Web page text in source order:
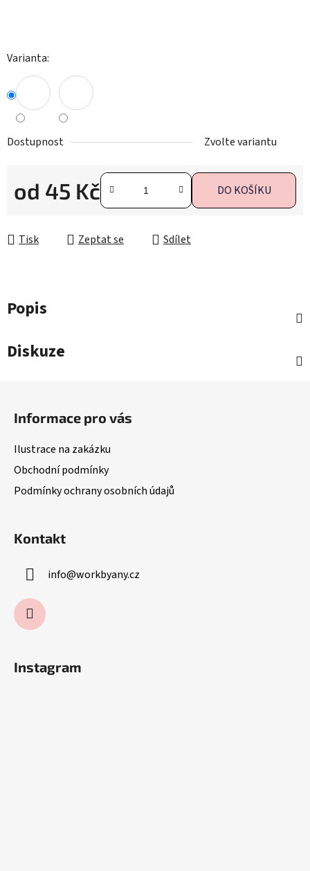
Varianta:
Dostupnost Zvolte variantu
od 45 Kč DO KOŠÍKU
Tisk Zeptat se Sdílet
Popis
Diskuze
Informace pro vás
Ilustrace na zakázku
Obchodní podmínky
Podmínky ochrany osobních údajů
Kontakt
info@workbyany.cz
Instagram